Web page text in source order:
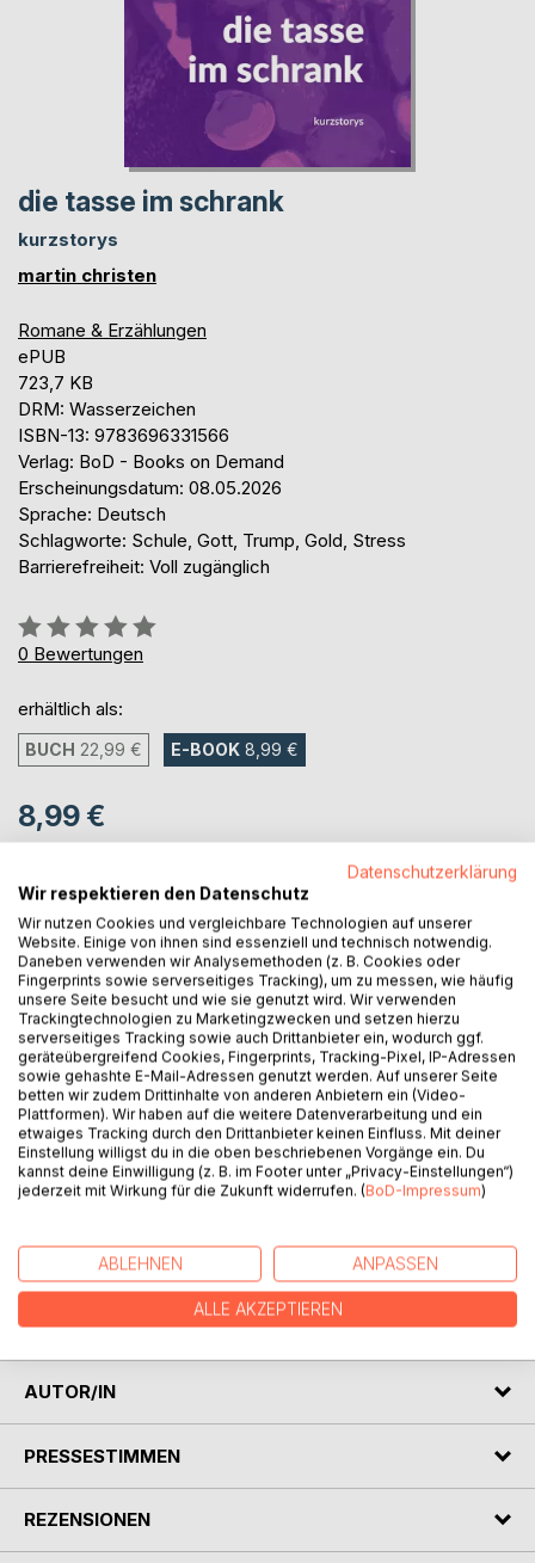
die tasse im schrank
kurzstorys
martin christen
Romane & Erzählungen
ePUB
723,7 KB
DRM: Wasserzeichen
ISBN-13: 9783696331566
Verlag: BoD - Books on Demand
Erscheinungsdatum: 08.05.2026
Sprache: Deutsch
Schlagworte: Schule, Gott, Trump, Gold, Stress
Barrierefreiheit: Voll zugänglich
Bewertung::
0%
0 Bewertungen
erhältlich als:
BUCH 22,99 € E-BOOK 8,99 €
8,99 €
inkl. MwSt.
IN DEN WARENKORB
Auf die Merkliste
Titel bewerten
weitere kurzstorys des schweizer autors martin christen
über aktuelle themen und nebensächlichkeiten.
AUTOR/IN
PRESSESTIMMEN
REZENSIONEN
Datenschutzerklärung
Wir respektieren den Datenschutz
Wir nutzen Cookies und vergleichbare Technologien auf unserer
Website. Einige von ihnen sind essenziell und technisch notwendig.
Daneben verwenden wir Analysemethoden (z. B. Cookies oder
Fingerprints sowie serverseitiges Tracking), um zu messen, wie häufig
unsere Seite besucht und wie sie genutzt wird. Wir verwenden
Trackingtechnologien zu Marketingzwecken und setzen hierzu
serverseitiges Tracking sowie auch Drittanbieter ein, wodurch ggf.
geräteübergreifend Cookies, Fingerprints, Tracking-Pixel, IP-Adressen
sowie gehashte E-Mail-Adressen genutzt werden. Auf unserer Seite
betten wir zudem Drittinhalte von anderen Anbietern ein (Video-
Plattformen). Wir haben auf die weitere Datenverarbeitung und ein
etwaiges Tracking durch den Drittanbieter keinen Einfluss. Mit deiner
Einstellung willigst du in die oben beschriebenen Vorgänge ein. Du
kannst deine Einwilligung (z. B. im Footer unter „Privacy-Einstellungen“)
jederzeit mit Wirkung für die Zukunft widerrufen. (BoD-Impressum)
ABLEHNEN ANPASSEN
ALLE AKZEPTIEREN